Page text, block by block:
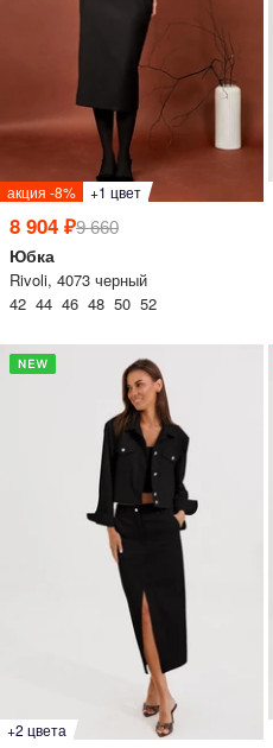
в Telegram
в Max
колл-центра:
- 19:00
- 15:00
акция -8% +1 цвет
8 904 ₽9 660
Юбка
Rivoli, 4073 черный
42 44 46 48 50 52
+2 цвета